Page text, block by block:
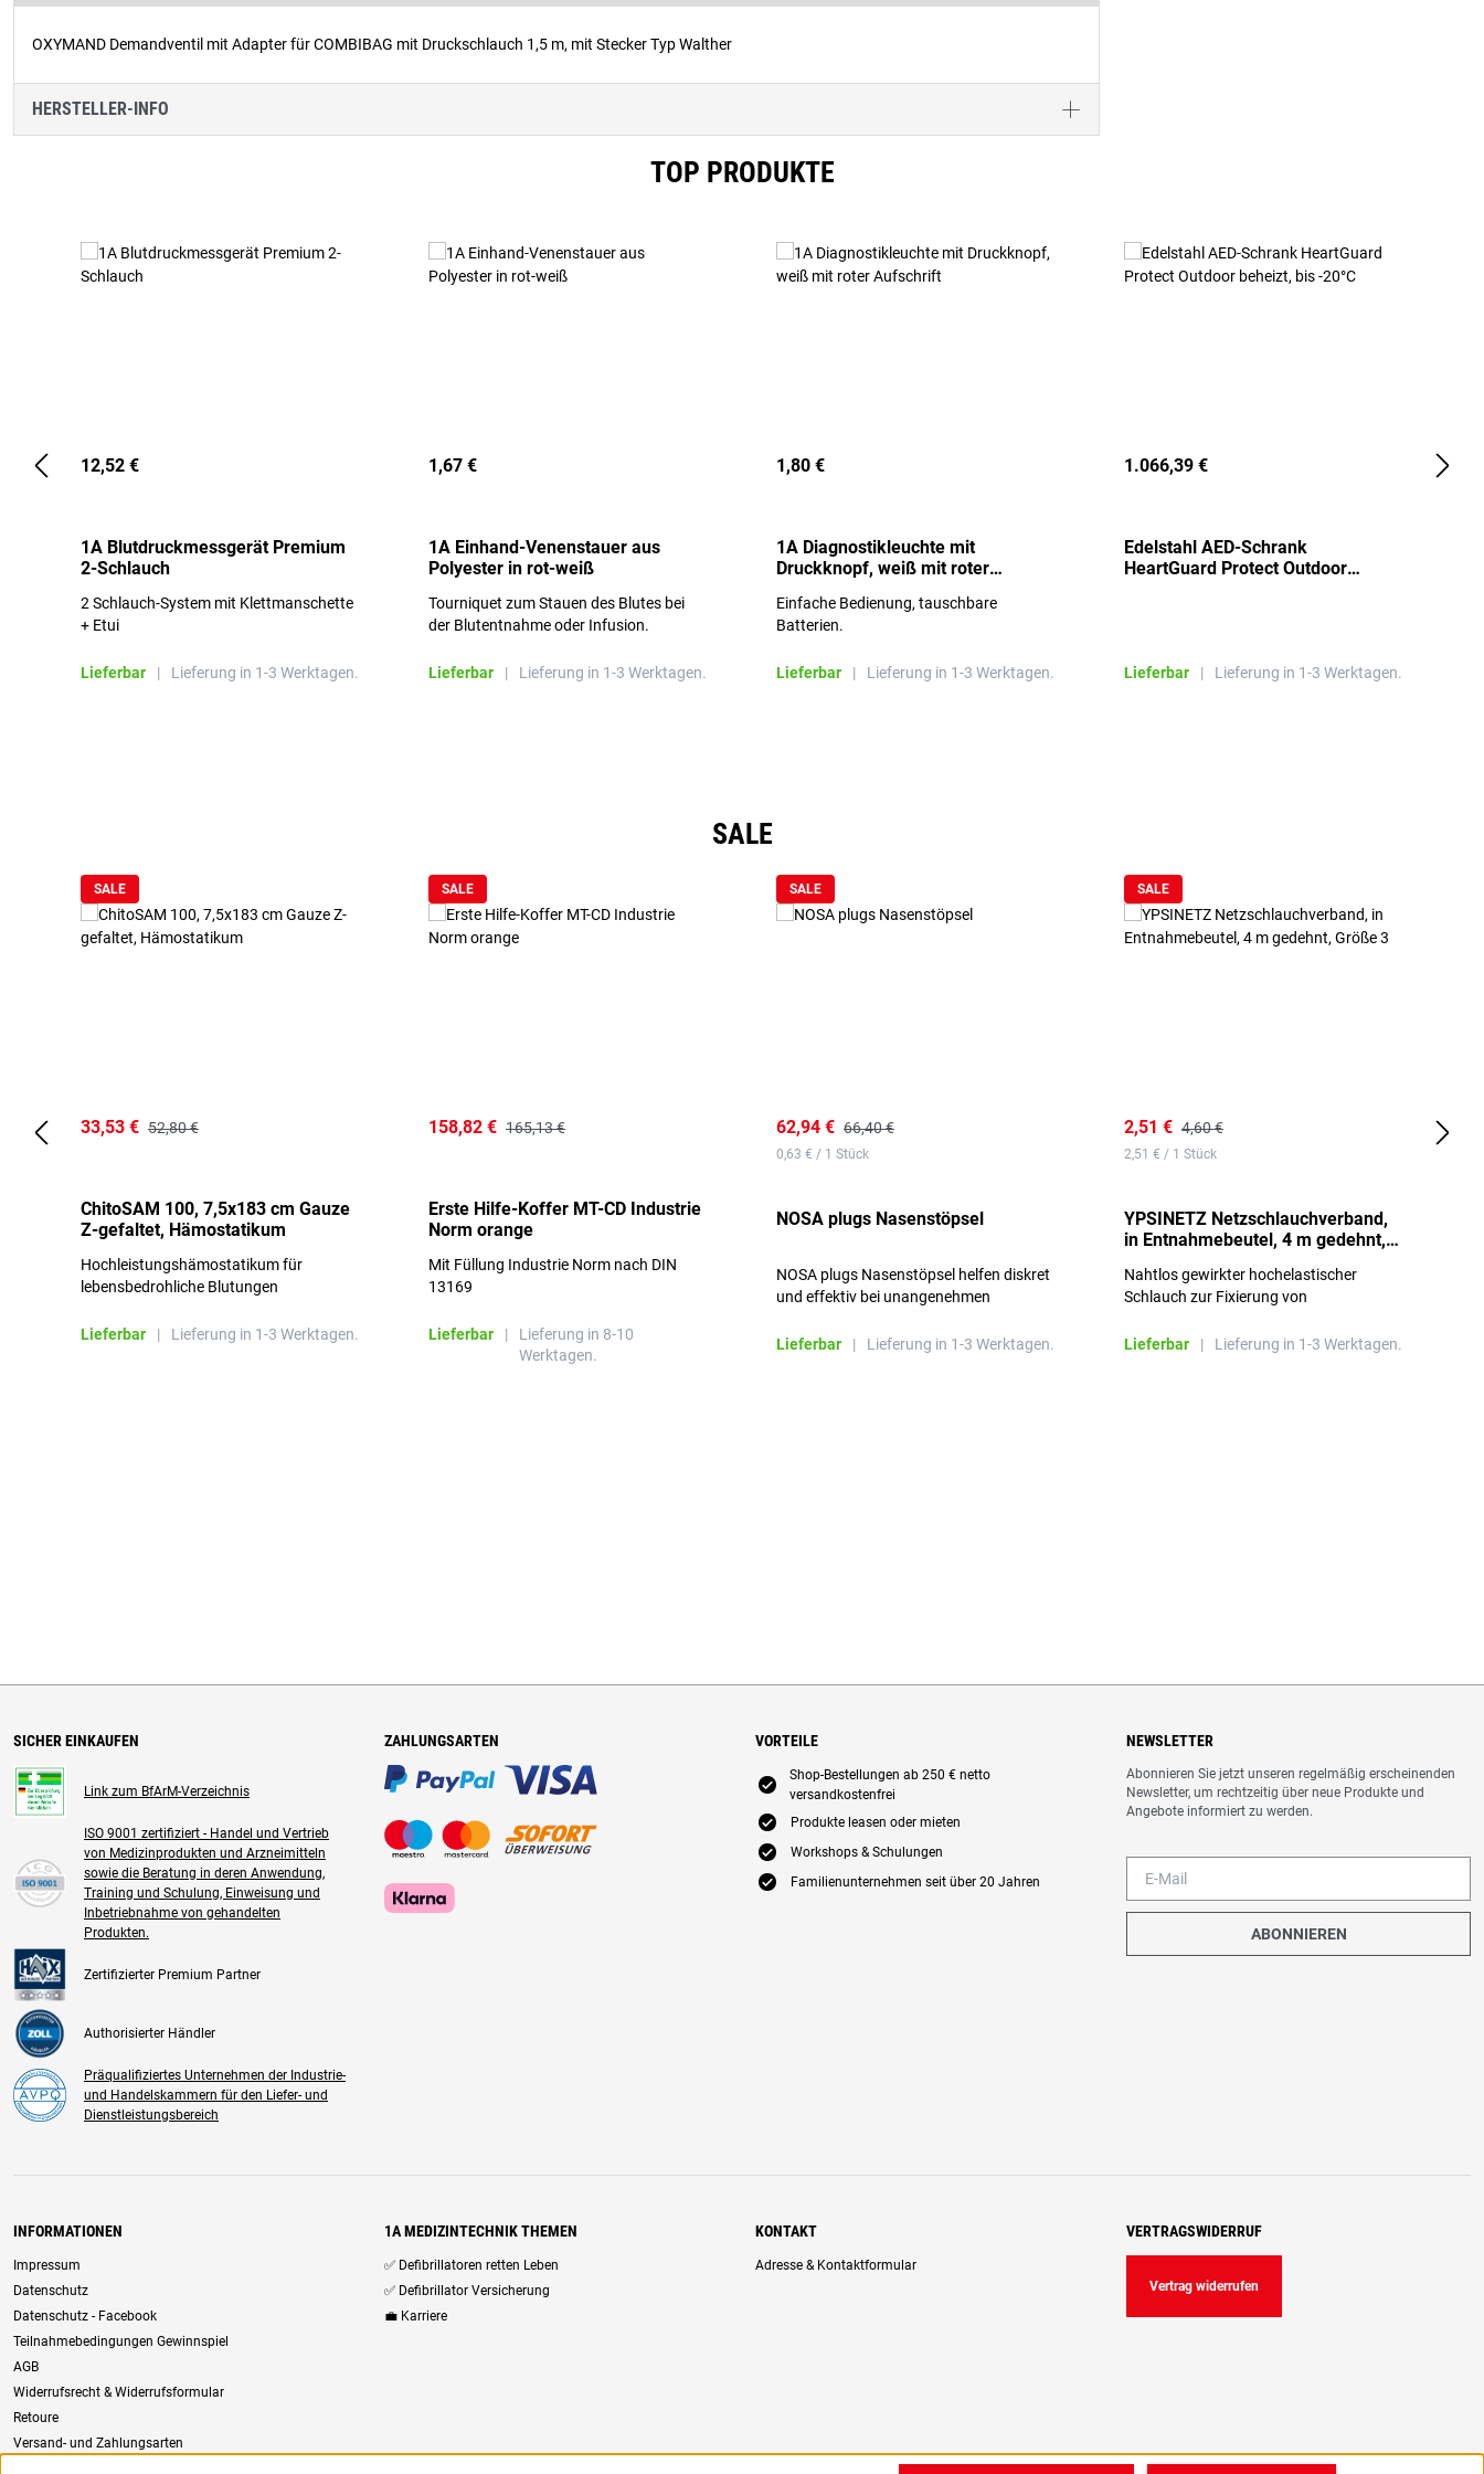
OXYMAND Demandventil mit Adapter für COMBIBAG mit Druckschlauch 1,5 m, mit Stecker Typ Walther
HERSTELLER-INFO
TOP PRODUKTE
12,52 €
1A Blutdruckmessgerät Premium
2-Schlauch
2 Schlauch-System mit Klettmanschette
+ Etui
Lieferbar | Lieferung in 1-3 Werktagen.
1,67 €
1A Einhand-Venenstauer aus
Polyester in rot-weiß
Tourniquet zum Stauen des Blutes bei
der Blutentnahme oder Infusion.
Lieferbar | Lieferung in 1-3 Werktagen.
1,80 €
1A Diagnostikleuchte mit
Druckknopf, weiß mit roter
Einfache Bedienung, tauschbare
Batterien.
Lieferbar | Lieferung in 1-3 Werktagen.
1.066,39 €
Edelstahl AED-Schrank
HeartGuard Protect Outdoor
Lieferbar | Lieferung in 1-3 Werktagen.
SALE
SALE
33,53 € 52,80 €
ChitoSAM 100, 7,5x183 cm Gauze
Z-gefaltet, Hämostatikum
Hochleistungshämostatikum für
lebensbedrohliche Blutungen
Lieferbar | Lieferung in 1-3 Werktagen.
SALE
158,82 € 165,13 €
Erste Hilfe-Koffer MT-CD Industrie
Norm orange
Mit Füllung Industrie Norm nach DIN
13169
Lieferbar |
Lieferung in 8-10
Werktagen.
SALE
62,94 € 66,40 €
0,63 € / 1 Stück
NOSA plugs Nasenstöpsel
NOSA plugs Nasenstöpsel helfen diskret
und effektiv bei unangenehmen
beeinträchtigen.
Lieferbar | Lieferung in 1-3 Werktagen.
SALE
2,51 € 4,60 €
2,51 € / 1 Stück
YPSINETZ Netzschlauchverband,
in Entnahmebeutel, 4 m gedehnt,
Nahtlos gewirkter hochelastischer
Schlauch zur Fixierung von
Lieferbar
| Lieferung in 1-3 Werktagen.
SICHER EINKAUFEN
Link zum BfArM-Verzeichnis
ISO 9001 zertifiziert - Handel und Vertrieb
von Medizinprodukten und Arzneimitteln
sowie die Beratung in deren Anwendung,
Training und Schulung, Einweisung und
Inbetriebnahme von gehandelten
Produkten.
Zertifizierter Premium Partner
Authorisierter Händler
Präqualifiziertes Unternehmen der Industrie-
und Handelskammern für den Liefer- und
Dienstleistungsbereich
ZAHLUNGSARTEN VORTEILE
E
Shop-Bestellungen ab 250 € netto
versandkostenfrei
E Produkte leasen oder mieten
E Workshops & Schulungen
E Familienunternehmen seit über 20 Jahren
NEWSLETTER
Abonnieren Sie jetzt unseren regelmäßig erscheinenden
Newsletter, um rechtzeitig über neue Produkte und
Angebote informiert zu werden.
ABONNIEREN
INFORMATIONEN
Impressum
Datenschutz
Datenschutz - Facebook
Teilnahmebedingungen Gewinnspiel
AGB
Widerrufsrecht & Widerrufsformular
Retoure
Versand- und Zahlungsarten
1A MEDIZINTECHNIK THEMEN
✅ Defibrillatoren retten Leben
✅ Defibrillator Versicherung
💼 Karriere
KONTAKT
Adresse & Kontaktformular
VERTRAGSWIDERRUF
Vertrag widerrufen